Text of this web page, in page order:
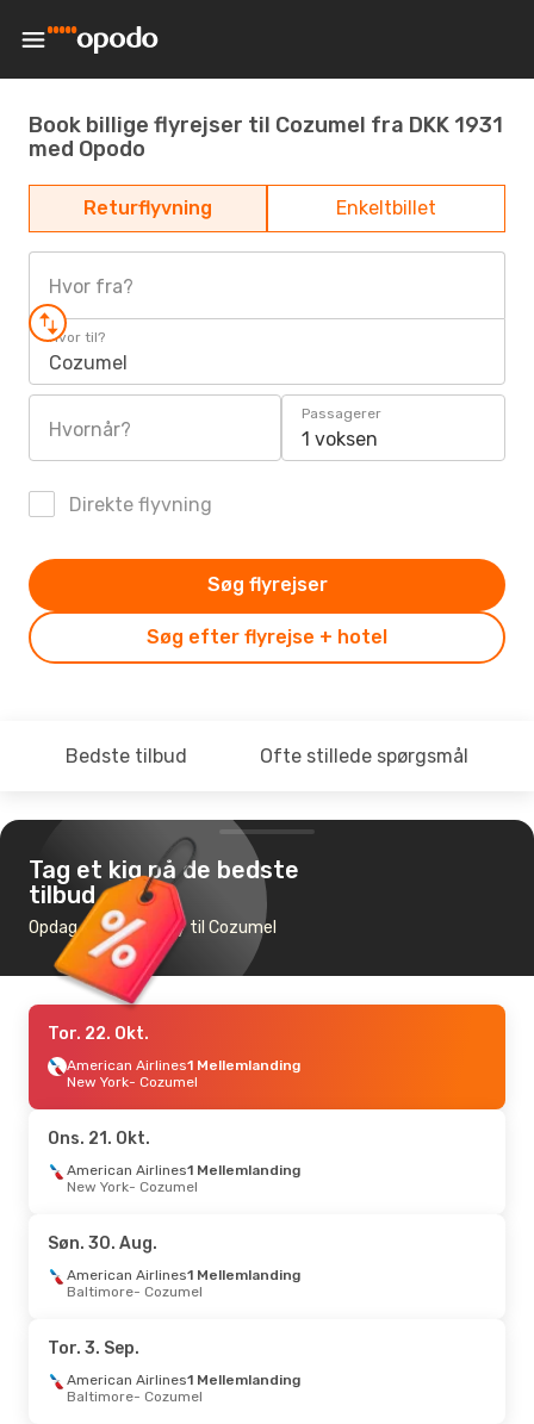
Book billige flyrejser til Cozumel fra DKK 1931
med Opodo
Returflyvning Enkeltbillet
Hvor fra?
Hvor til?
Cozumel
Hvornår?
Passagerer
1 voksen
Direkte flyvning
Søg efter flyrejse + hotel
Søg flyrejser
Bedste tilbud Ofte stillede spørgsmål
Tag et kig på de bedste
tilbud
Opdag de billigste fly til Cozumel
Tor. 22. Okt.
American Airlines1 Mellemlanding
New York- Cozumel
Ons. 21. Okt.
American Airlines1 Mellemlanding
New York- Cozumel
Søn. 30. Aug.
American Airlines1 Mellemlanding
Baltimore- Cozumel
Tor. 3. Sep.
American Airlines1 Mellemlanding
Baltimore- Cozumel